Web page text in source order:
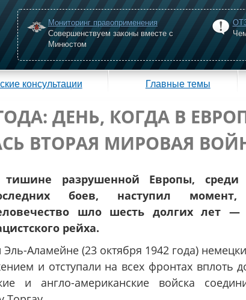
Мониторинг правоприменения
Совершенствуем законы вместе с
Минюстом
консультации Главные темы
ДЕНЬ, КОГДА В
ВТОРАЯ МИРОВАЯ
разрушенной Европы,
боев, наступил
шло шесть долгих лет —
рейха.
Аламейне (23 октября 1942 года)
и отступали на всех фронтах вплоть
и англо-американские войска